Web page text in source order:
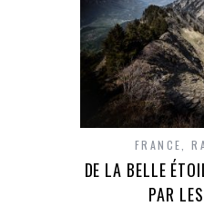
FRANCE ,
DE LA BELLE
PAR